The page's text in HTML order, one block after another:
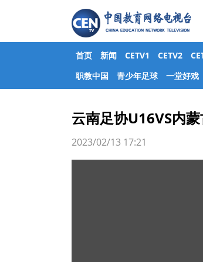
首页 新闻 CETV1 CETV2
职教中国
青少年足球 一堂好戏
云南足协U16VS内
2023/02/13 17:21